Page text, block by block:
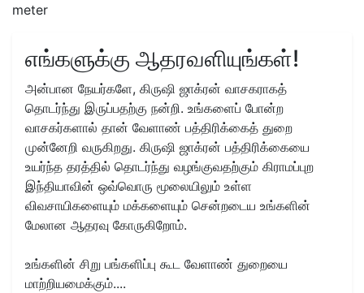
meter
எங்களுக்கு ஆதரவளியுங்கள்!
அன்பான நேயர்களே, கிருஷி ஜாக்ரன் வாசகராகத்
தொடர்ந்து இருப்பதற்கு நன்றி. உங்களைப் போன்ற
வாசகர்களால் தான் வேளாண் பத்திரிக்கைத் துறை
முன்னேறி வருகிறது. கிருஷி ஜாக்ரன் பத்திரிக்கையை
உயர்ந்த தரத்தில் தொடர்ந்து வழங்குவதற்கும் கிராமப்புற
இந்தியாவின் ஒவ்வொரு மூலையிலும் உள்ள
விவசாயிகளையும் மக்களையும் சென்றடைய உங்களின்
மேலான ஆதரவு கோருகிறோம்.
உங்களின் சிறு பங்களிப்பு கூட வேளாண் துறையை
மாற்றியமைக்கும்....